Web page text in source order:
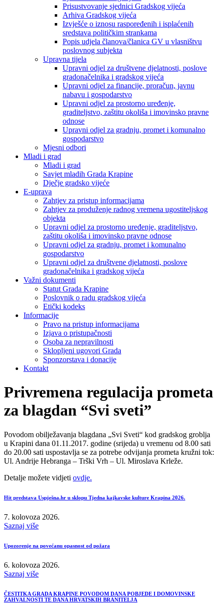
Prisustvovanje sjednici Gradskog vijeća
Arhiva Gradskog vijeća
Izvješće o iznosu raspoređenih i isplaćenih
sredstava političkim strankama
Popis udjela članova/članica GV u vlasništvu
poslovnog subjekta
Upravna tijela
Upravni odjel za društvene djelatnosti, poslove
gradonačelnika i gradskog vijeća
Upravni odjel za financije, proračun, javnu
nabavu i gospodarstvo
Upravni odjel za prostorno uređenje,
graditeljstvo, zaštitu okoliša i imovinsko pravne
odnose
Upravni odjel za gradnju, promet i komunalno
gospodarstvo
Mjesni odbori
Mladi i grad
Mladi i grad
Savjet mladih Grada Krapine
Dječje gradsko vijeće
E-uprava
Zahtjev za pristup informacijama
Zahtjev za produženje radnog vremena ugostiteljskog
objekta
Upravni odjel za prostorno uređenje, graditeljstvo,
zaštitu okoliša i imovinsko pravne odnose
Upravni odjel za gradnju, promet i komunalno
gospodarstvo
Upravni odjel za društvene djelatnosti, poslove
gradonačelnika i gradskog vijeća
Važni dokumenti
Statut Grada Krapine
Poslovnik o radu gradskog vijeća
Etički kodeks
Informacije
Pravo na pristup informacijama
Izjava o pristupačnosti
Osoba za nepravilnosti
Sklopljeni ugovori Grada
Sponzorstava i donacije
Kontakt
Privremena regulacija prometa
za blagdan “Svi sveti”
Povodom obilježavanja blagdana „Svi Sveti“ kod gradskog groblja
u Krapini dana 01.11.2017. godine (srijeda) u vremenu od 8.00 sati
do 20.00 sati uspostavlja se za potrebe odvijanja prometa kružni tok:
Ul. Andrije Hebranga – Trški Vrh – Ul. Miroslava Krleže.
Detalje možete vidjeti ovdje.
Hit predstava Uspješna.hr u sklopu Tjedna kajkavske kulture Krapina 2026.
7. kolovoza 2026.
Saznaj više
Upozorenje na povećanu opasnost od požara
6. kolovoza 2026.
Saznaj više
ČESTITKA GRADA KRAPINE POVODOM DANA POBJEDE I DOMOVINSKE
ZAHVALNOSTI TE DANA HRVATSKIH BRANITELJA